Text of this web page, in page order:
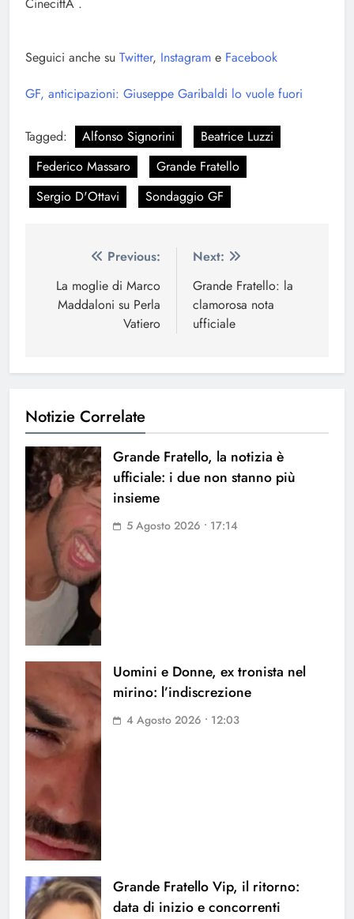
CinecittÃ .
Seguici anche su Twitter, Instagram e Facebook
GF, anticipazioni: Giuseppe Garibaldi lo vuole fuori
Tagged: Alfonso Signorini
Beatrice Luzzi
Federico Massaro
Grande Fratello
Sergio D'Ottavi
Sondaggio GF
Navigazione
articoli
Previous:
La moglie di Marco
Maddaloni su Perla
Vatiero
Next:
Grande Fratello: la
clamorosa nota
ufficiale
Notizie Correlate
Grande Fratello, la notizia è
ufficiale: i due non stanno più
insieme
5 Agosto 2026 • 17:14
Uomini e Donne, ex tronista nel
mirino: l’indiscrezione
4 Agosto 2026 • 12:03
Grande Fratello Vip, il ritorno:
data di inizio e concorrenti